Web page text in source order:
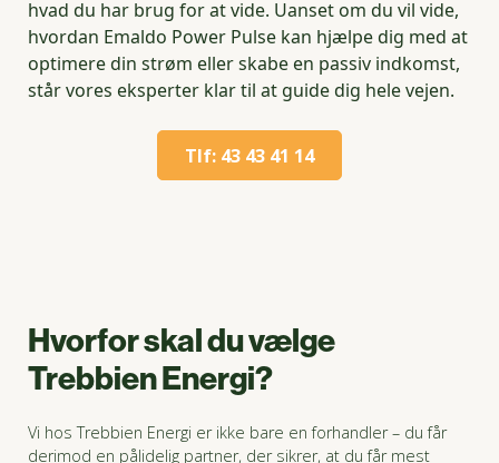
hvad du har brug for at vide. Uanset om du vil vide,
hvordan Emaldo Power Pulse kan hjælpe dig med at
optimere din strøm eller skabe en passiv indkomst,
står vores eksperter klar til at guide dig hele vejen.
Tlf: 43 43 41 14
Hvorfor skal du vælge
Trebbien Energi?
Vi hos Trebbien Energi er ikke bare en forhandler – du får
derimod en pålidelig partner, der sikrer, at du får mest